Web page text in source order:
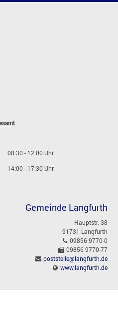
08:30 - 12:00 Uhr
14:00 - 17:30 Uhr
Gemeinde Langfurth
Hauptstr. 38
91731 Langfurth
09856 9770-0
09856 9770-77
poststelle@langfurth.de
www.langfurth.de